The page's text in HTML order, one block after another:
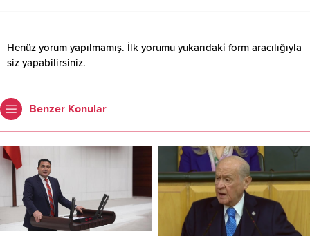
Henüz yorum yapılmamış. İlk yorumu yukarıdaki form aracılığıyla
siz yapabilirsiniz.
Benzer Konular